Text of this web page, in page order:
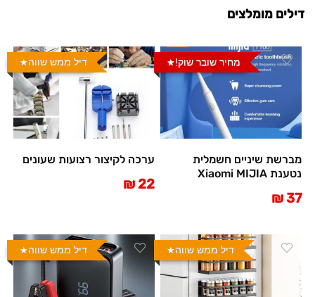
דילים מומלצים
מחיר שובר שוק!
מברשת שיניים חשמלית
נטענת Xiaomi MIJIA
37 ₪
דיל ממש שווה
ערכה לקיצור רצועות שעונים
22 ₪
דיל ממש שווה דיל ממש שווה